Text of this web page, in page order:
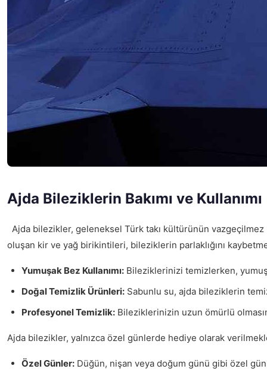
Ajda Bileziklerin Bakımı ve Kullanımı
Ajda bilezikler, geleneksel Türk takı kültürünün vazgeçilmez
oluşan kir ve yağ birikintileri, bileziklerin parlaklığını
Yumuşak Bez Kullanımı: Bileziklerinizi temizlerken,
Doğal Temizlik Ürünleri: Sabunlu su, ajda bileziklerin
Profesyonel Temizlik: Bileziklerinizin uzun ömürlü
Ajda bilezikler, yalnızca özel günlerde hediye olarak
Özel Günler: Düğün, nişan veya doğum günü gibi özel